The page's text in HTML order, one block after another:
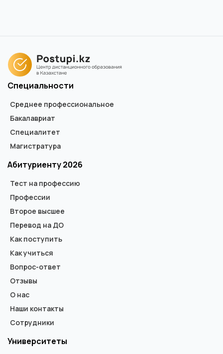
вас.
Специальности
Среднее профессиональное
Бакалавриат
Специалитет
Магистратура
Абитуриенту 2026
Тест на профессию
Профессии
Второе высшее
Перевод на ДО
Как поступить
Как учиться
Вопрос-ответ
Отзывы
О нас
Наши контакты
Сотрудники
Университеты